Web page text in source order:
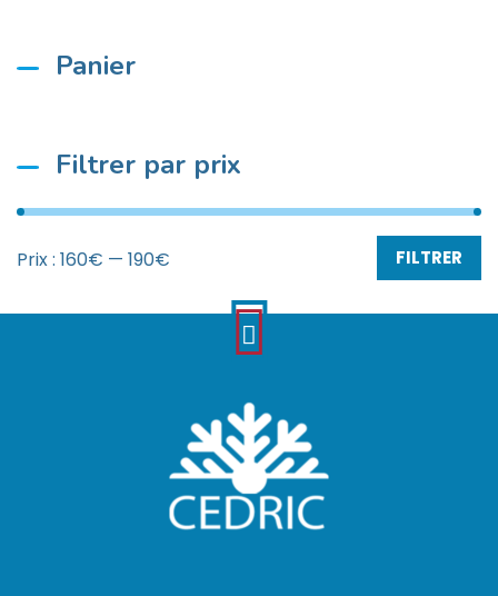
Panier
Filtrer par prix
FILTRER
Prix : 160€ — 190€